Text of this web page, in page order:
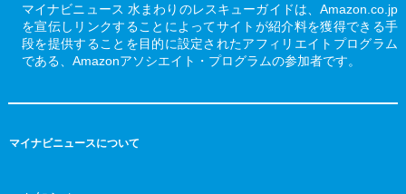
マイナビニュース 水まわりのレスキューガイドは、Amazon.co.jp
を宣伝しリンクすることによってサイトが紹介料を獲得できる手
段を提供することを目的に設定されたアフィリエイトプログラム
である、Amazonアソシエイト・プログラムの参加者です。
マイナビニュースについて